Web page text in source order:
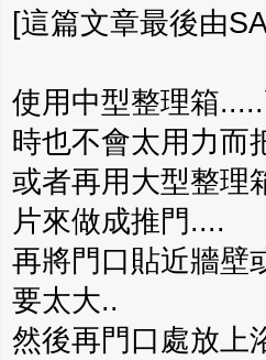
[這篇文章最後由
使用中型整理箱
時也不會太用力而
或者再用大型整理
片來做成推門....
再將門口貼近牆
要太大..
然後再門口處放上